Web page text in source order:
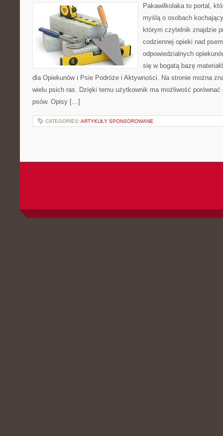
Pakawilkolaka to portal,
myślą o osobach
którym czytelnik znajdzie
codziennej opieki nad
odpowiedzialnych
się w bogatą bazę
dla Opiekunów i Psie Podróże i Aktywności. Na stronie można
wielu psich ras. Dzięki temu użytkownik ma możliwość
psów. Opisy […]
CATEGORIES: ARTYKUŁY SPONSOROWANE